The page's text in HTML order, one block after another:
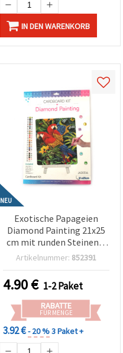
IN DEN WARENKORB
NEU
Exotische Papageien
Diamond Painting 21x25
cm mit runden Steinen –
Teilbild mit Aufsteller –
Kunst, Basteln & kreative
Wohndeko JA20516
Artikelnummer: 852391
4.90€ 1-2 Paket
RABATTE
FÜR MENGE
3.92 €- 20 %3 Paket +